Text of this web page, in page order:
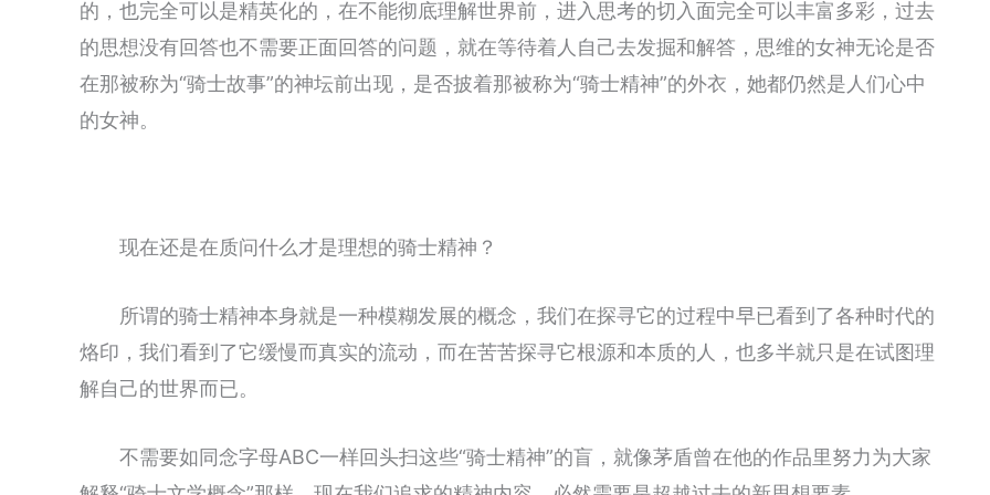
的，也完全可以是精英化的，在不能彻底理解世界前，进入思考的切入面完全可以丰富多彩，过去
的思想没有回答也不需要正面回答的问题，就在等待着人自己去发掘和解答，思维的女神无论是否
在那被称为“骑士故事”的神坛前出现，是否披着那被称为“骑士精神”的外衣，她都仍然是人们心中
的女神。
现在还是在质问什么才是理想的骑士精神？
所谓的骑士精神本身就是一种模糊发展的概念，我们在探寻它的过程中早已看到了各种时代的
烙印，我们看到了它缓慢而真实的流动，而在苦苦探寻它根源和本质的人，也多半就只是在试图理
解自己的世界而已。
不需要如同念字母ABC一样回头扫这些“骑士精神”的盲，就像茅盾曾在他的作品里努力为大家